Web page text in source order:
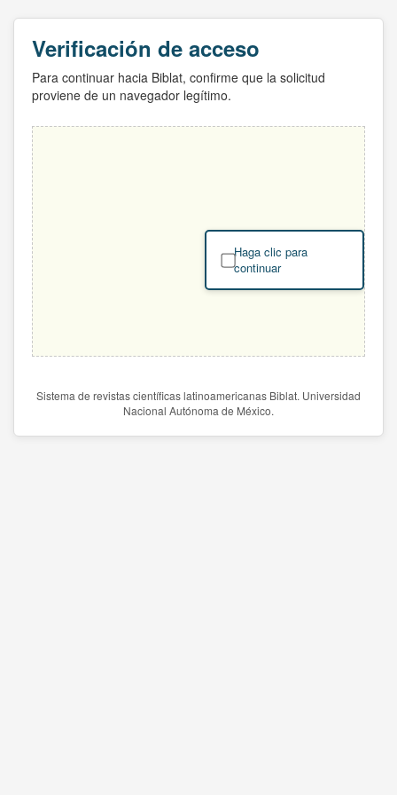
Verificación de acceso
Para continuar hacia Biblat, confirme que la solicitud
proviene de un navegador legítimo.
Haga clic para
continuar
Sistema de revistas científicas latinoamericanas Biblat. Universidad
Nacional Autónoma de México.